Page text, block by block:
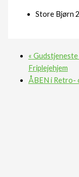
Store Bjørn
« Gudstjeneste
Friplejehjem
ÅBEN i Retro-